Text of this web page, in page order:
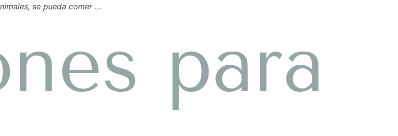
se pueda comer …
para